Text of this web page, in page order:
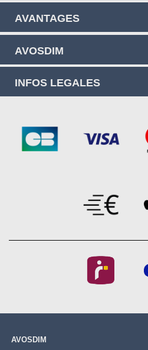
AVANTAGES
AVOSDIM
INFOS LEGALES
AVOSDIM